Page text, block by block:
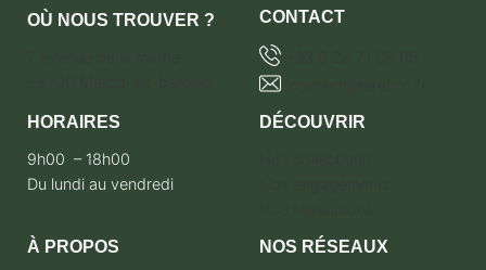
OÙ NOUS TROUVER ?
CONTACT
HORAIRES
9h00 – 18h00
Du lundi au vendredi
DÉCOUVRIR
À PROPOS NOS RÉSEAUX